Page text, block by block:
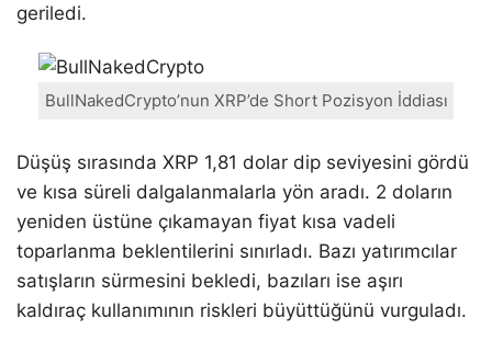
geriledi.
BullNakedCrypto’nun XRP’de Short Pozisyon İddiası
Düşüş sırasında XRP 1,81 dolar dip seviyesini gördü
ve kısa süreli dalgalanmalarla yön aradı. 2 doların
yeniden üstüne çıkamayan fiyat kısa vadeli
toparlanma beklentilerini sınırladı. Bazı yatırımcılar
satışların sürmesini bekledi, bazıları ise aşırı
kaldıraç kullanımının riskleri büyüttüğünü vurguladı.